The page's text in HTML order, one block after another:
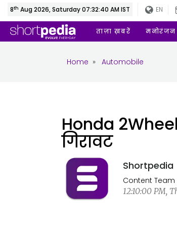
8th Aug 2026, Saturday 07:32:40 AM IST EN
ताज़ा ख़बरें मनोरंजन
Home » Automobile
Honda
गिरावट
Shortpedia
Content Team
12:10:00 PM,